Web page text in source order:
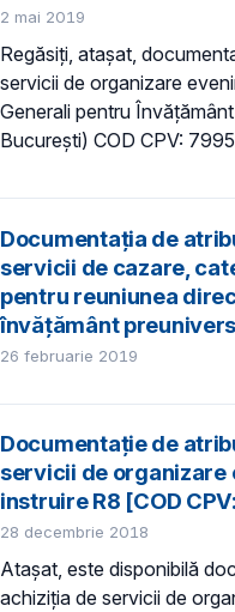
2 mai 2019
Regăsiți, atașat,
servicii de organizare
Generali pentru
București) COD CPV:
Documentația de
servicii de cazare,
pentru reuniunea
învățământ
26 februarie 2019
Documentație de
servicii de organizare
instruire R8 [COD
28 decembrie 2018
Atașat, este disponibilă
achiziţia de servicii de